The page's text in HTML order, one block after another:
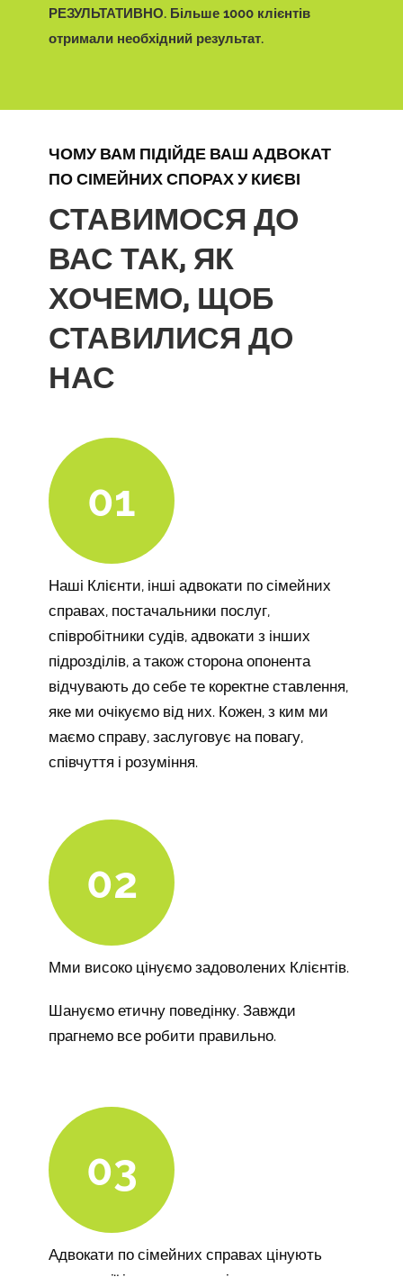
РЕЗУЛЬТАТИВНО. Більше 1000 клієнтів
отримали необхідний результат.
ЧОМУ ВАМ ПІДІЙДЕ ВАШ АДВОКАТ
ПО СІМЕЙНИХ СПОРАХ У КИЄВІ
СТАВИМОСЯ ДО
ВАС ТАК, ЯК
ХОЧЕМО, ЩОБ
СТАВИЛИСЯ ДО
НАС
01
Наші Клієнти, інші адвокати по сімейних
справах, постачальники послуг,
співробітники судів, адвокати з інших
підрозділів, а також сторона опонента
відчувають до себе те коректне ставлення,
яке ми очікуємо від них. Кожен, з ким ми
маємо справу, заслуговує на повагу,
співчуття і розуміння.
02
Мми високо цінуємо задоволених Клієнтів.
Шануємо етичну поведінку. Завжди
прагнемо все робити правильно.
03
Адвокати по сімейних справах цінують